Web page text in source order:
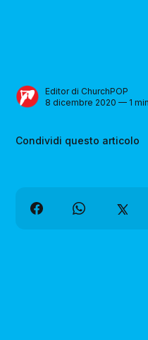
Editor di ChurchPOP
8 dicembre 2020 — 1
Condividi questo articolo